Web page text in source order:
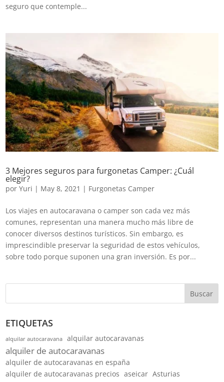
seguro que contemple...
3 Mejores seguros para furgonetas Camper: ¿Cuál
elegir?
porYuri | May 8, 2021 | Furgonetas Camper
Los viajes en autocaravana o camper son cada vez más
comunes, representan una manera mucho más libre de
conocer diversos destinos turísticos. Sin embargo, es
imprescindible preservar la seguridad de estos vehículos,
sobre todo porque suponen una gran inversión. Es por...
Buscar
ETIQUETAS
alquilar autocaravana alquilar autocaravanas
alquiler de autocaravanas
alquiler de autocaravanas en españa
alquiler de autocaravanas precios aseicar Asturias